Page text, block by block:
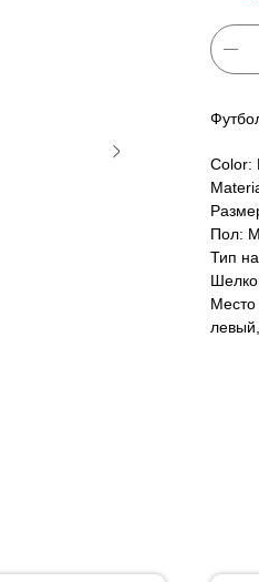
Color:
Пол:
Тип
Место
левый,